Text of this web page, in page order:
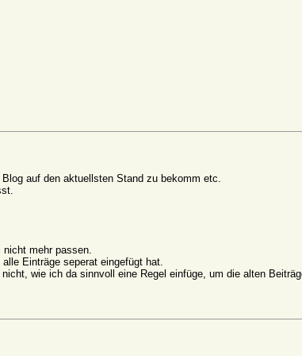
auf den aktuellsten Stand zu bekomm etc.
mehr passen.
Einträge seperat eingefügt hat.
wie ich da sinnvoll eine Regel einfüge, um die alten